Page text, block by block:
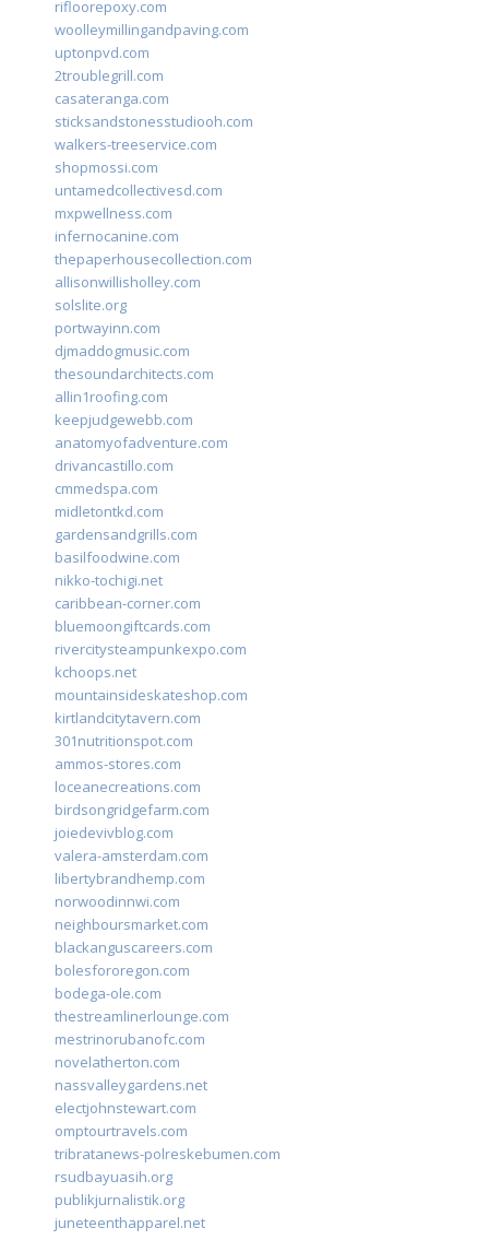
rifloorepoxy.com
woolleymillingandpaving.com
uptonpvd.com
2troublegrill.com
casateranga.com
sticksandstonesstudiooh.com
walkers-treeservice.com
shopmossi.com
untamedcollectivesd.com
mxpwellness.com
infernocanine.com
thepaperhousecollection.com
allisonwillisholley.com
solslite.org
portwayinn.com
djmaddogmusic.com
thesoundarchitects.com
allin1roofing.com
keepjudgewebb.com
anatomyofadventure.com
drivancastillo.com
cmmedspa.com
midletontkd.com
gardensandgrills.com
basilfoodwine.com
nikko-tochigi.net
caribbean-corner.com
bluemoongiftcards.com
rivercitysteampunkexpo.com
kchoops.net
mountainsideskateshop.com
kirtlandcitytavern.com
301nutritionspot.com
ammos-stores.com
loceanecreations.com
birdsongridgefarm.com
joiedevivblog.com
valera-amsterdam.com
libertybrandhemp.com
norwoodinnwi.com
neighboursmarket.com
blackanguscareers.com
bolesfororegon.com
bodega-ole.com
thestreamlinerlounge.com
mestrinorubanofc.com
novelatherton.com
nassvalleygardens.net
electjohnstewart.com
omptourtravels.com
tribratanews-polreskebumen.com
rsudbayuasih.org
publikjurnalistik.org
juneteenthapparel.net